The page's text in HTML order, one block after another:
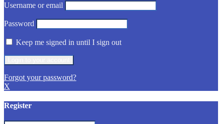
Username or email
Password
Keep me signed in until I sign out
Forgot your password?
X
Register